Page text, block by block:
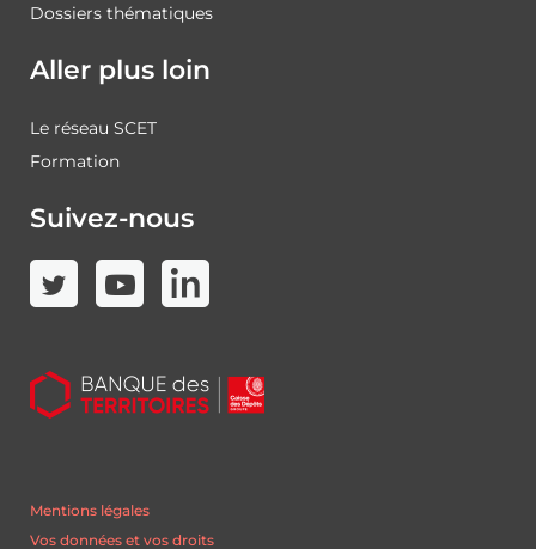
Dossiers thématiques
Aller plus loin
Le réseau SCET
Formation
Suivez-nous
Mentions légales
Vos données et vos droits